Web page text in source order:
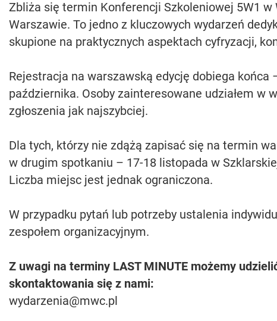
Zbliża się termin Konferencji Szkoleniowej 5W1
Warszawie. To jedno z kluczowych wydarzeń
skupione na praktycznych aspektach cyfryzacji,
Rejestracja na warszawską edycję dobiega
października. Osoby zainteresowane udziałem w
zgłoszenia jak najszybciej.
Dla tych, którzy nie zdążą zapisać się na termin
w drugim spotkaniu – 17-18 listopada w
Liczba miejsc jest jednak ograniczona.
W przypadku pytań lub potrzeby ustalenia
zespołem organizacyjnym.
Z uwagi na terminy LAST MINUTE możemy
skontaktowania się z nami:
wydarzenia@mwc.pl